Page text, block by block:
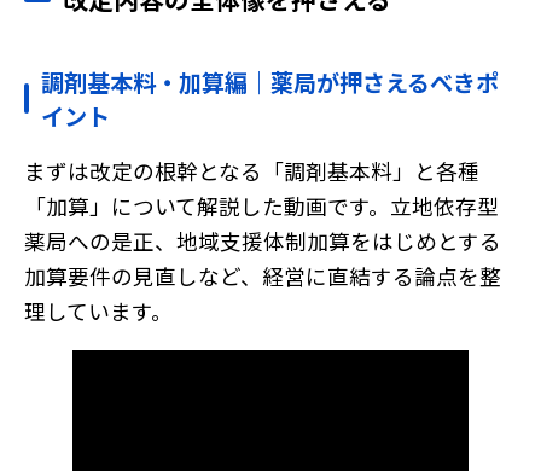
調剤基本料・加算編｜薬局が押さえるべきポ
イント
まずは改定の根幹となる「調剤基本料」と各種
「加算」について解説した動画です。立地依存型
薬局への是正、地域支援体制加算をはじめとする
加算要件の見直しなど、経営に直結する論点を整
理しています。